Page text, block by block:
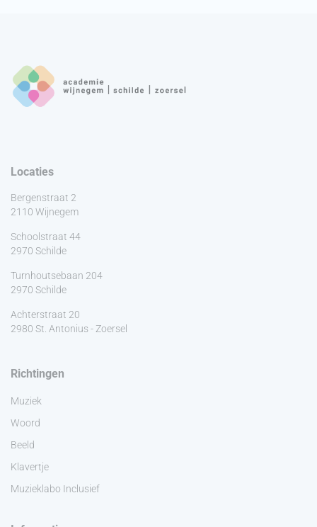
Locaties
Bergenstraat 2
2110 Wijnegem
Schoolstraat 44
2970 Schilde
Turnhoutsebaan 204
2970 Schilde
Achterstraat 20
2980 St. Antonius - Zoersel
Richtingen
Muziek
Woord
Beeld
Klavertje
Muzieklabo Inclusief